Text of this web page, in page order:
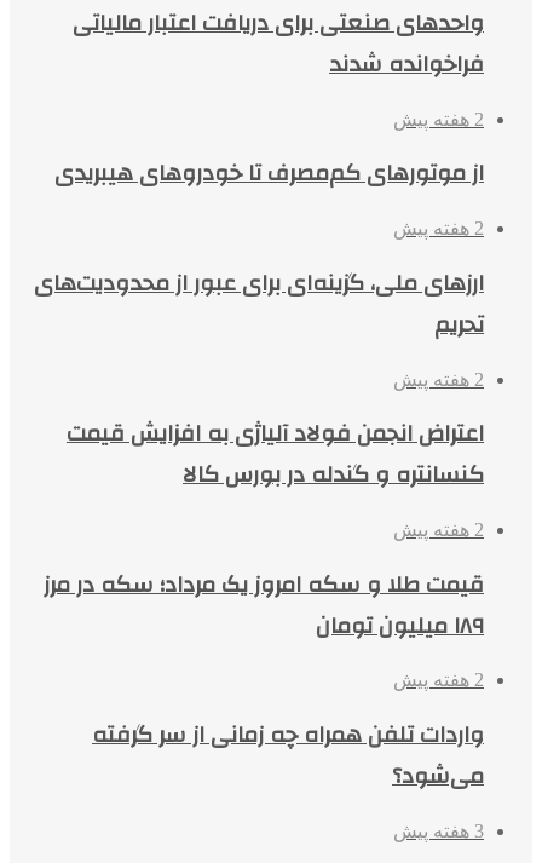
واحدهای صنعتی برای دریافت اعتبار مالیاتی
فراخوانده شدند
2 هفته پیش
از موتورهای کم‌مصرف تا خودروهای هیبریدی
2 هفته پیش
ارزهای ملی، گزینه‌ای برای عبور از محدودیت‌های
تحریم
2 هفته پیش
اعتراض انجمن فولاد آلیاژی به افزایش قیمت
کنسانتره و گندله در بورس کالا
2 هفته پیش
قیمت طلا و سکه امروز یک مرداد؛ سکه در مرز
۱۸۹ میلیون تومان
2 هفته پیش
واردات تلفن همراه چه زمانی از سر گرفته
می‌شود؟
3 هفته پیش